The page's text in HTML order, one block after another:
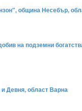
община Несебър,
на подземни
Девня, област Варна